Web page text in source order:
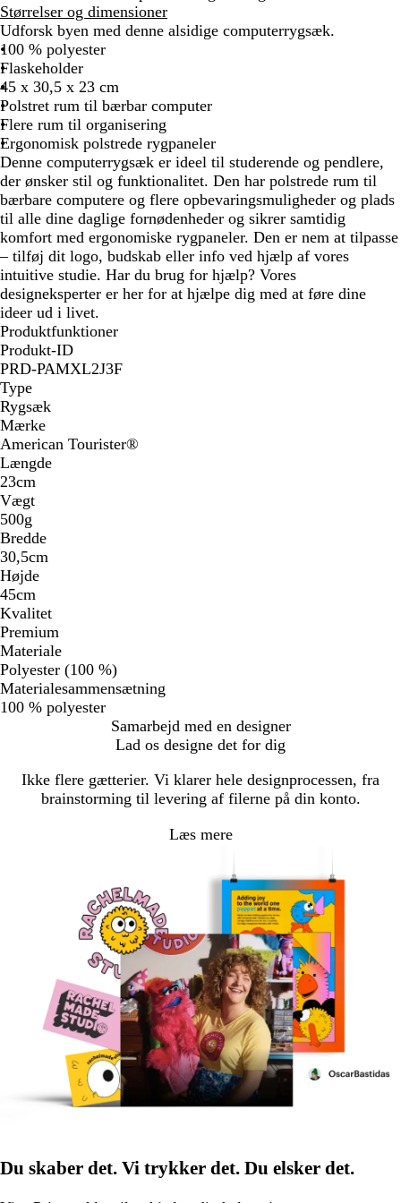
o
r
t
Størrelser og dimensioner
Udforsk byen med denne alsidige computerrygsæk.
100 % polyester
Flaskeholder
45 x 30,5 x 23 cm
Polstret rum til bærbar computer
Flere rum til organisering
Ergonomisk polstrede rygpaneler
Denne computerrygsæk er ideel til studerende og pendlere,
der ønsker stil og funktionalitet. Den har polstrede rum til
bærbare computere og flere opbevaringsmuligheder og plads
til alle dine daglige fornødenheder og sikrer samtidig
komfort med ergonomiske rygpaneler. Den er nem at tilpasse
– tilføj dit logo, budskab eller info ved hjælp af vores
intuitive studie. Har du brug for hjælp? Vores
designeksperter er her for at hjælpe dig med at føre dine
ideer ud i livet.
Produktfunktioner
Produkt-ID
PRD-PAMXL2J3F
Type
Rygsæk
Mærke
American Tourister®
Længde
23cm
Vægt
500g
Bredde
30,5cm
Højde
45cm
Kvalitet
Premium
Materiale
Polyester (100 %)
Materialesammensætning
100 % polyester
Samarbejd med en designer
Lad os designe det for dig
Ikke flere gætterier. Vi klarer hele designprocessen, fra
brainstorming til levering af filerne på din konto.
Læs mere
Du skaber det. Vi trykker det. Du elsker det.